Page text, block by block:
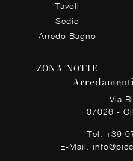
Tavoli
Sedie
Arredo Bagno
ZONA NOTTE
Via
07026 -
Tel. +39
E-Mail.